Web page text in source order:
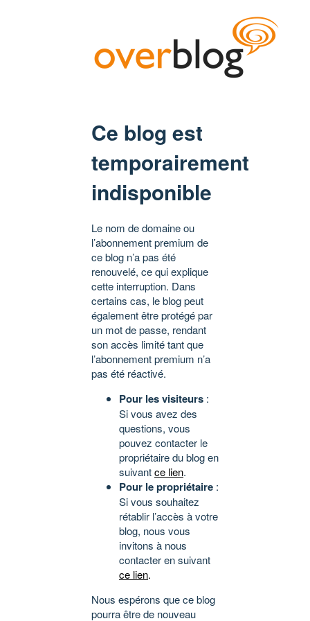
Ce blog est
temporairement
indisponible
Le nom de domaine ou
l’abonnement premium de
ce blog n’a pas été
renouvelé, ce qui explique
cette interruption. Dans
certains cas, le blog peut
également être protégé par
un mot de passe, rendant
son accès limité tant que
l’abonnement premium n’a
pas été réactivé.
Pour les visiteurs :
Si vous avez des
questions, vous
pouvez contacter le
propriétaire du blog en
suivantce lien.
Pour le propriétaire :
Si vous souhaitez
rétablir l’accès à votre
blog, nous vous
invitons à nous
contacter en suivant
ce lien.
Nous espérons que ce blog
pourra être de nouveau